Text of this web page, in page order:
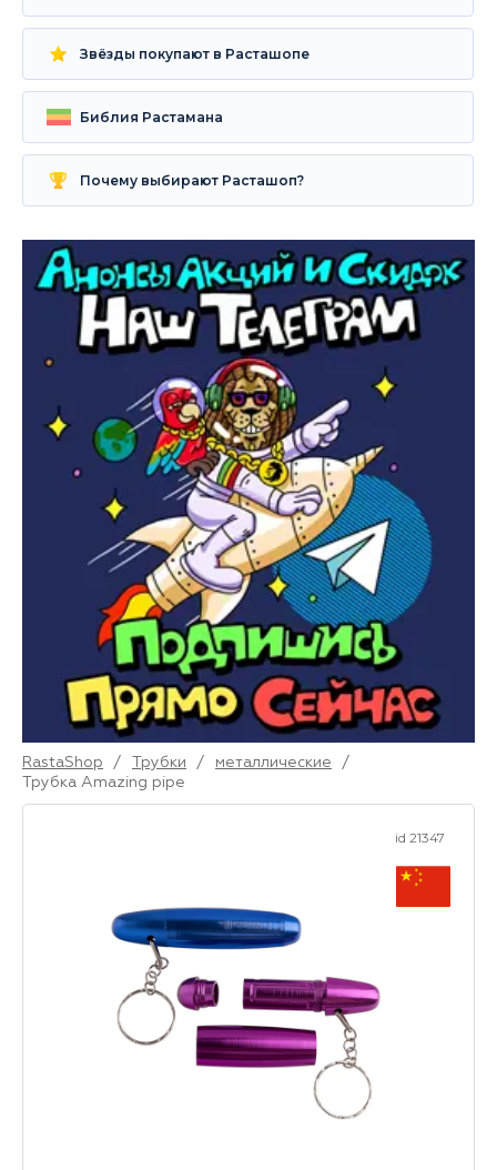
Звёзды покупают в Расташопе
Библия Растамана
Почему выбирают Расташоп?
RastaShop / Трубки / металлические
/
Трубка Amazing pipe
id 21347